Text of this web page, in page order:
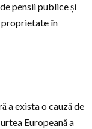
pensii publice și
proprietate în
a exista o cauză de
Europeană a